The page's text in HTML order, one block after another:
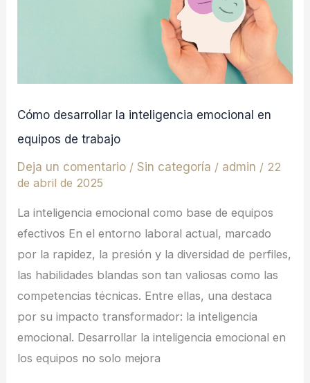
Cómo desarrollar la inteligencia emocional en
equipos de trabajo
Deja un comentario / Sin categoría / admin / 22
de abril de 2025
La inteligencia emocional como base de equipos
efectivos En el entorno laboral actual, marcado
por la rapidez, la presión y la diversidad de perfiles,
las habilidades blandas son tan valiosas como las
competencias técnicas. Entre ellas, una destaca
por su impacto transformador: la inteligencia
emocional. Desarrollar la inteligencia emocional en
los equipos no solo mejora
equipos